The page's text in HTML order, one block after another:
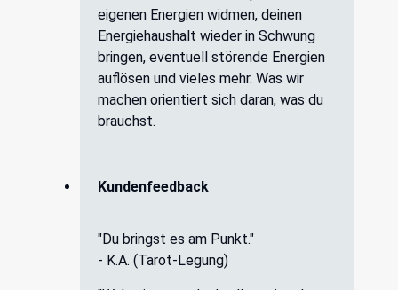
eigenen Energien widmen, deinen
Energiehaushalt wieder in Schwung
bringen, eventuell störende Energien
auflösen und vieles mehr. Was wir
machen orientiert sich daran, was du
brauchst.
Kundenfeedback
"Du bringst es am Punkt."
- K.A. (Tarot-Legung)